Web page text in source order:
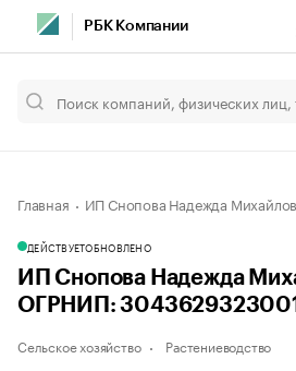
РБК Компании
Главная ИП Снопова Надежда
ДЕЙСТВУЕТОБНОВЛЕНО
ИП Снопова Надежда
ОГРНИП:
Сельское хозяйство Растениеводство